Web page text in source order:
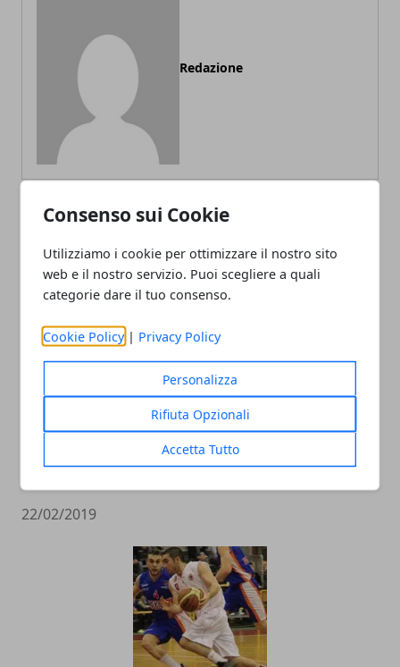
Consenso sui Cookie
Utilizziamo i cookie per ottimizzare il nostro sito
web e il nostro servizio. Puoi scegliere a quali
categorie dare il tuo consenso.
Cookie Policy | Privacy Policy
Personalizza
Rifiuta Opzionali
Accetta Tutto
Redazione
L’Italbasket contro Ungheria e Lituania
alla conquista del pass per i Mondiali in
Cina
22/02/2019